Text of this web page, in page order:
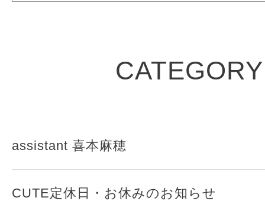
CATEGORY
assistant 喜本麻穂
CUTE定休日・お休みのお知らせ